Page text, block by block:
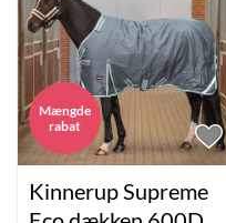
Mængde
rabat
Kinnerup Supreme